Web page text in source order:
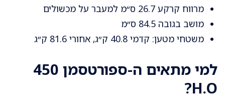
מרווח קרקע 26.7 ס״מ למעבר על מכשולים
מושב בגובה 84.5 ס״מ
משטחי מטען: קדמי 40.8 ק״ג, אחורי 81.6 ק״ג
למי מתאים ה-ספורטסמן 450
H.O?